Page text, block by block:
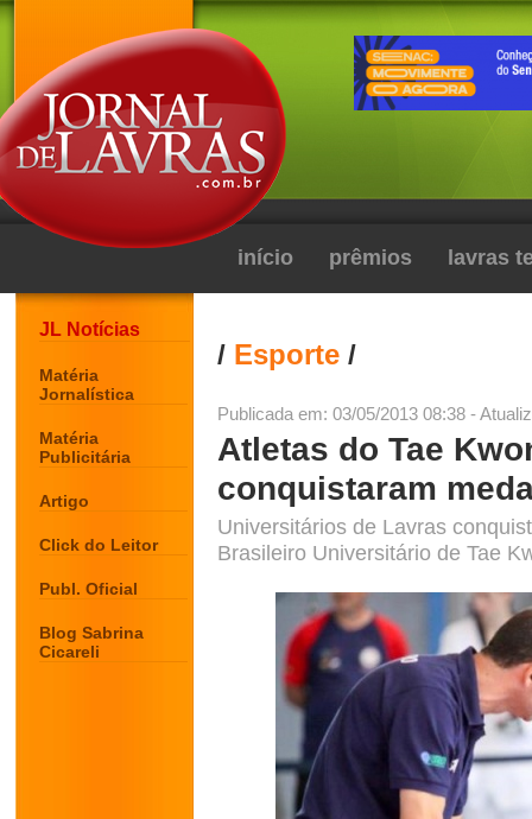
início prêmios lavras
JL Notícias
Matéria
Jornalística
Matéria
Publicitária
Artigo
Click do Leitor
Publ. Oficial
Blog Sabrina
Cicareli
/ Esporte /
Publicada em: 03/05/2013 08:38 -
Atletas do Tae
conquistaram
Universitários de Lavras
Brasileiro Universitário de Tae